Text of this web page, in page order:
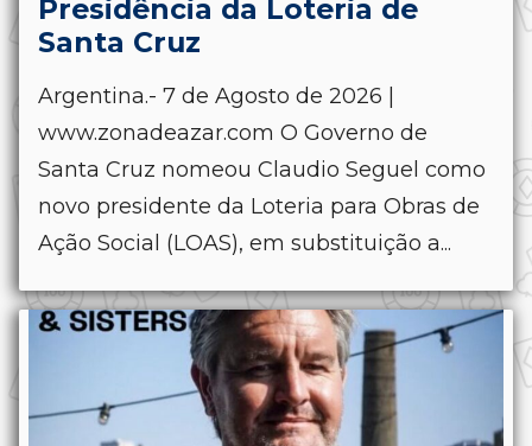
Presidência da Loteria de
Santa Cruz
Argentina.- 7 de Agosto de 2026 |
www.zonadeazar.com O Governo de
Santa Cruz nomeou Claudio Seguel como
novo presidente da Loteria para Obras de
Ação Social (LOAS), em substituição a...